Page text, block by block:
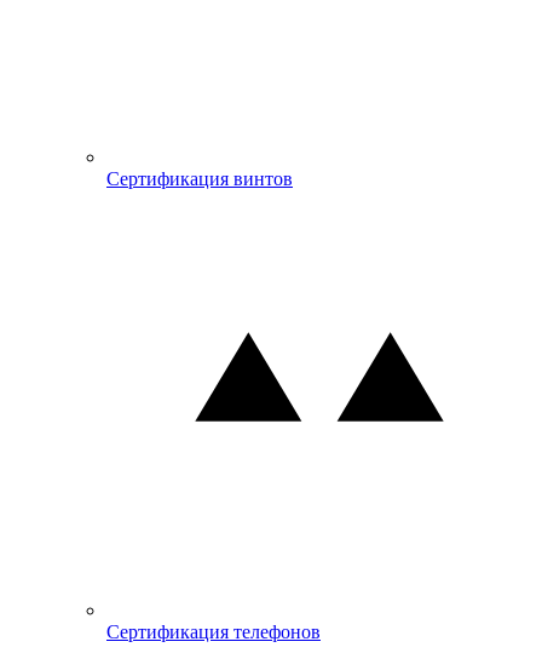
Сертификация винтов
Сертификация телефонов